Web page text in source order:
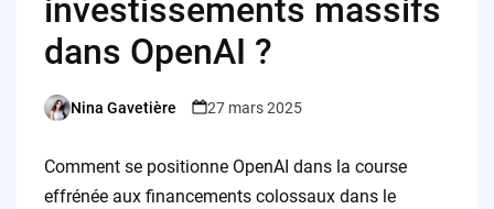
investissements massifs
dans OpenAI ?
Posted
Nina Gavetière 27 mars 2025
Comment se positionne OpenAI dans la course
effrénée aux financements colossaux dans le